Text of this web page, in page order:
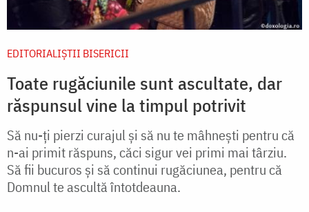
EDITORIALIȘTII BISERICII
Toate rugăciunile sunt ascultate, dar
răspunsul vine la timpul potrivit
Să nu-ţi pierzi curajul şi să nu te mâhneşti pentru că
n-ai primit răspuns, căci sigur vei primi mai târziu.
Să fii bucuros şi să continui rugăciunea, pentru că
Domnul te ascultă întotdeauna.